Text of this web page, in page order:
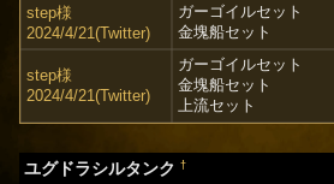
step様
2024/4/21(Twitter)
ガーゴイルセット
金塊船セット
step様
2024/4/21(Twitter)
ガーゴイルセット
金塊船セット
上流セット
ユグドラシルタンク†